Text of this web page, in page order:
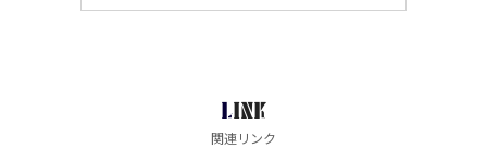
LINK
関連リンク